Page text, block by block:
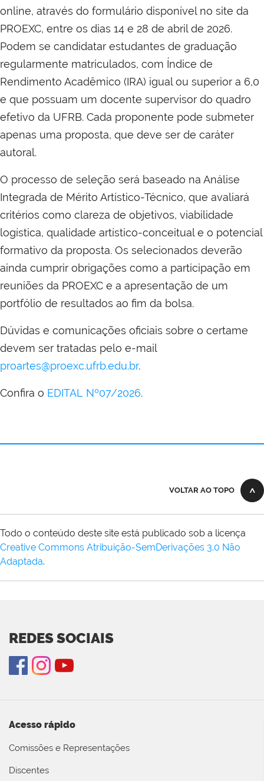
online, através do formulário disponível no site da
PROEXC, entre os dias 14 e 28 de abril de 2026.
Podem se candidatar estudantes de graduação
regularmente matriculados, com Índice de
Rendimento Acadêmico (IRA) igual ou superior a 6,0
e que possuam um docente supervisor do quadro
efetivo da UFRB. Cada proponente pode submeter
apenas uma proposta, que deve ser de caráter
autoral.
O processo de seleção será baseado na Análise
Integrada de Mérito Artístico-Técnico, que avaliará
critérios como clareza de objetivos, viabilidade
logística, qualidade artístico-conceitual e o potencial
formativo da proposta. Os selecionados deverão
ainda cumprir obrigações como a participação em
reuniões da PROEXC e a apresentação de um
portfólio de resultados ao fim da bolsa.
Dúvidas e comunicações oficiais sobre o certame
devem ser tratadas pelo e-mail
proartes@proexc.ufrb.edu.br.
Confira o EDITAL Nº07/2026.
VOLTAR AO TOPO
Todo o conteúdo deste site está publicado sob a licença
Creative Commons Atribuição-SemDerivações 3.0 Não
Adaptada.
REDES SOCIAIS
Acesso rápido
Comissões e Representações
Discentes